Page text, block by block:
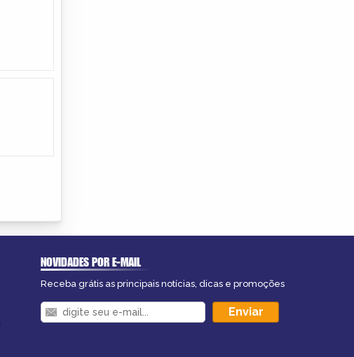
NOVIDADES POR E-MAIL
Receba grátis as principais notícias, dicas e promoções